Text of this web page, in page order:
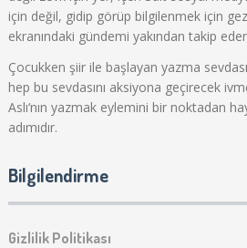
için değil, gidip görüp bilgilenmek için
ekranındaki gündemi yakından takip
Çocukken şiir ile başlayan yazma
hep bu sevdasını aksiyona geçirecek
Aslı‘nın yazmak eylemini bir noktadan
adımıdır.
Bilgilendirme
Gizlilik Politikası